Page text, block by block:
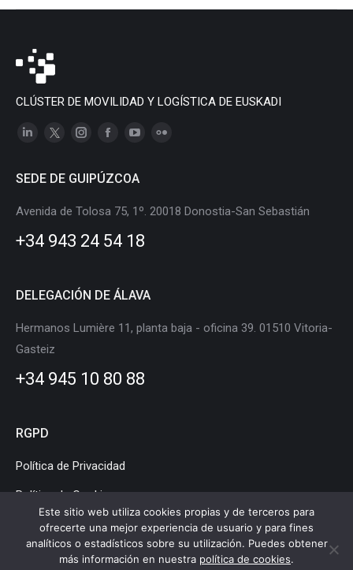
CLÚSTER DE MOVILIDAD Y LOGÍSTICA DE EUSKADI
Linkedin
opens
window
X
opens
window
Instagram
opens
in
window
Facebook
opens
in
window
opens
in
window
in
SEDE DE GUIPÚZCOA
Avenida de Tolosa 75, 1º. 20018 Donostia-San Sebastián
+34 943 24 54 18
DELEGACIÓN DE ÁLAVA
Hermanos Lumière 11, planta baja - oficina 39. 01510 Vitoria-
Gasteiz
+34 945 10 80 88
RGPD
Política de Privacidad
Política de Cookies
Aviso Legal
Este sitio web utiliza cookies propias y de terceros para
ofrecerte una mejor experiencia de usuario y para fines
analíticos o estadísticos sobre su utilización. Puedes obtener
más información en nuestra política de cookies.